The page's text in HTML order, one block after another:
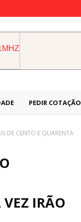
PEDIR COTAÇÃO
DE CENTO E QUARENTA
IRÃO